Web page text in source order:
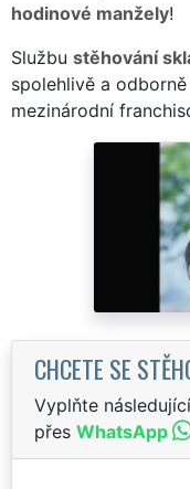
hodinové manžely!
Službu stěhování
spolehlivě a
mezinárodní
CHCETE SE
Vyplňte
přes WhatsApp